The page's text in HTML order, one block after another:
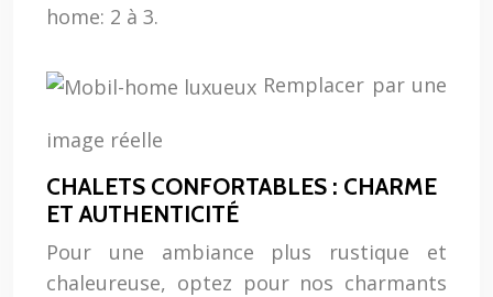
home: 2 à 3.
Remplacer par une
image réelle
CHALETS CONFORTABLES : CHARME
ET AUTHENTICITÉ
Pour une ambiance plus rustique et
chaleureuse, optez pour nos charmants